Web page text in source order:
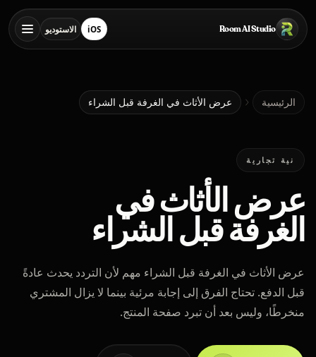
تخطي إلى المحتوى الرئيسي
Room AI Studioالرئيسية iOSتنزيل من App Storeالاستوديوفتح الاستوديو
Room AI Studio
اللغة
العربية
الرئيسية عرض الأثاث في الغرفة قبل الشراء
نية تجارية
عرض الأثاث في
الغرفة قبل الشراء
عرض الأثاث في الغرفة قبل الشراء مهم لأن التردد يحدث عادةً
قبل الدفع. تحتاج الفرق إلى إجابة مرئية بينما لا يزال المشتري
منخرطًا، وليس بعد أن تبرد صفحة المنتج.